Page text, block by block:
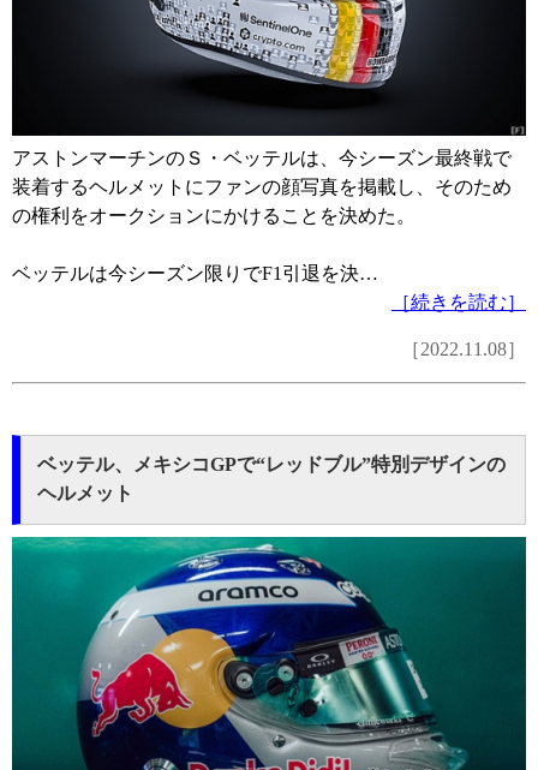
アストンマーチンのＳ・ベッテルは、今シーズン最終戦で
装着するヘルメットにファンの顔写真を掲載し、そのため
の権利をオークションにかけることを決めた。
ベッテルは今シーズン限りでF1引退を決…
［続きを読む］
［2022.11.08］
ベッテル、メキシコGPで“レッドブル”特別デザインの
ヘルメット